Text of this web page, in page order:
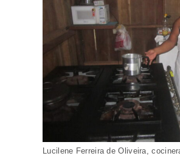
Lucilene Ferreira de Oliveira,